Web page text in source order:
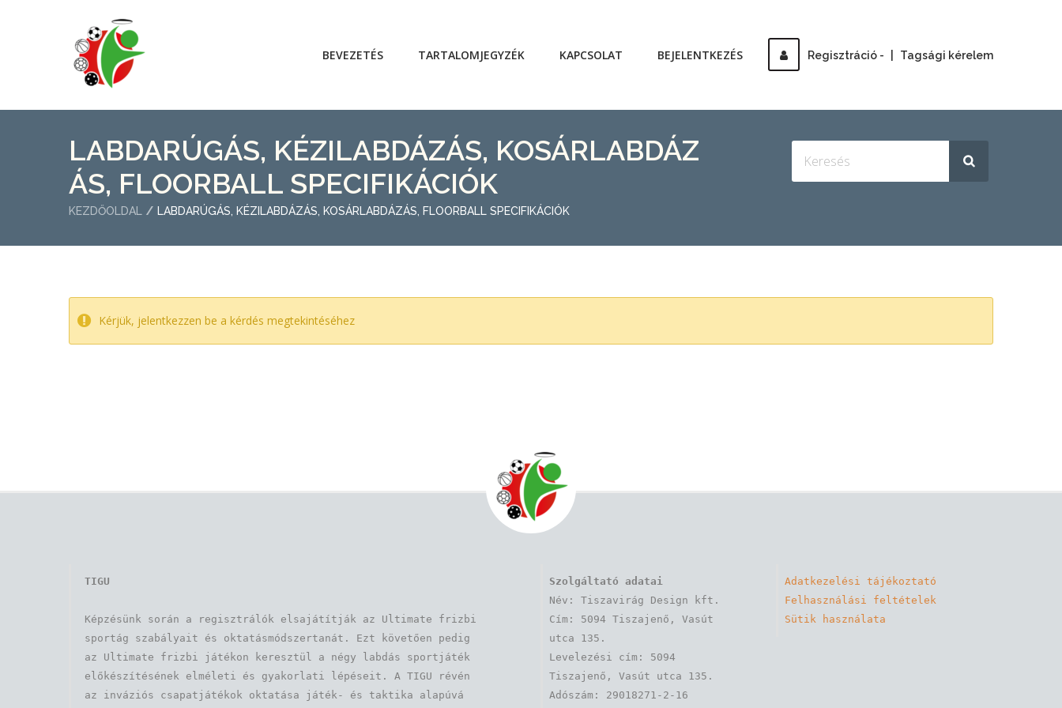
Regisztráció - Tagsági kérelem
BEVEZETÉS TARTALOMJEGYZÉK KAPCSOLAT BEJELENTKEZÉS
LABDARÚGÁS, KÉZILABDÁZÁS, KOSÁRLABDÁZ
ÁS, FLOORBALL SPECIFIKÁCIÓK
KEZDŐOLDAL LABDARÚGÁS, KÉZILABDÁZÁS, KOSÁRLABDÁZÁS, FLOORBALL SPECIFIKÁCIÓK
Kérjük, jelentkezzen be a kérdés megtekintéséhez
TIGU
Képzésünk során a regisztrálók elsajátítják az Ultimate frizbi
sportág szabályait és oktatásmódszertanát. Ezt követően pedig
az Ultimate frizbi játékon keresztül a négy labdás sportjáték
előkészítésének elméleti és gyakorlati lépéseit. A TIGU révén
az inváziós csapatjátékok oktatása játék- és taktika alapúvá
Szolgáltató adatai
Név: Tiszavirág Design kft.
Cím: 5094 Tiszajenő, Vasút
utca 135.
Levelezési cím: 5094
Tiszajenő, Vasút utca 135.
Adószám: 29018271-2-16
Adatkezelési tájékoztató
Felhasználási feltételek
Sütik használata